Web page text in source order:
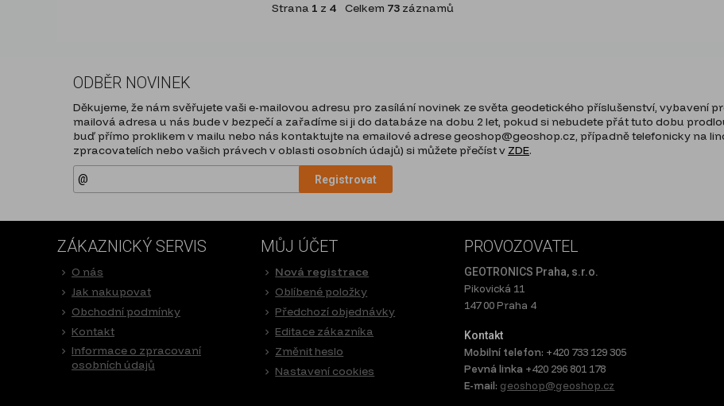
Strana 1 z 4Celkem 73 záznamů
ODBĚR NOVINEK
Děkujeme, že nám svěřujete vaši e-mailovou adresu pro zasílání novinek ze světa geodetického příslušenství, vybavení
mailová adresa u nás bude v bezpečí a zařadíme si ji do databáze na dobu 2 let, pokud si nebudete přát tuto dobu
buď přímo proklikem v mailu nebo nás kontaktujte na emailové adrese geoshop@geoshop.cz, případně telefonicky na
zpracovatelích nebo vašich právech v oblasti osobních údajů) si můžete přečíst v ZDE.
Registrovat
ZÁKAZNICKÝ SERVIS
O nás
Jak nakupovat
Obchodní podmínky
Kontakt
Informace o zpracovaní
osobních údajů
MŮJ ÚČET
Nová registrace
Oblíbené položky
Předchozí objednávky
Editace zákazníka
Změnit heslo
Nastavení cookies
PROVOZOVATEL
GEOTRONICS Praha, s.r.o.
Pikovická 11
147 00 Praha 4
Kontakt
Mobilní telefon: +420 733 129 305
Pevná linka +420 296 801 178
E-mail: geoshop@geoshop.cz